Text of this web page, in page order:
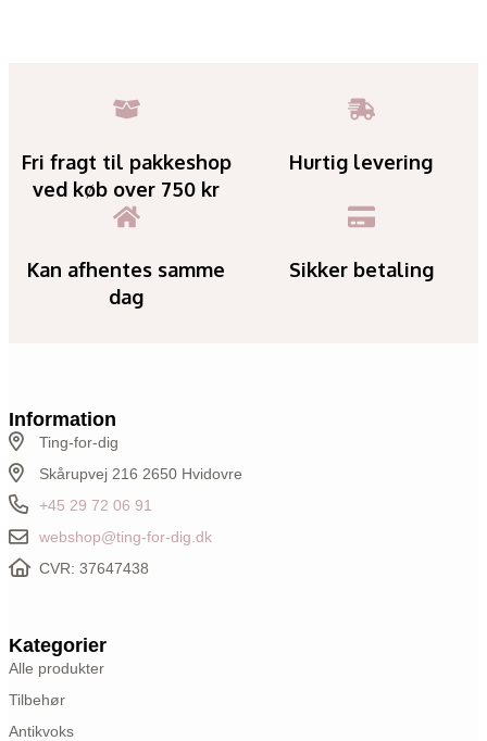
Fri fragt til pakkeshop
ved køb over 750 kr
Hurtig levering
Kan afhentes samme
dag
Sikker betaling
Information
Ting-for-dig
Skårupvej 216 2650 Hvidovre
+45 29 72 06 91
webshop@ting-for-dig.dk
CVR: 37647438
Kategorier
Alle produkter
Tilbehør
Antikvoks